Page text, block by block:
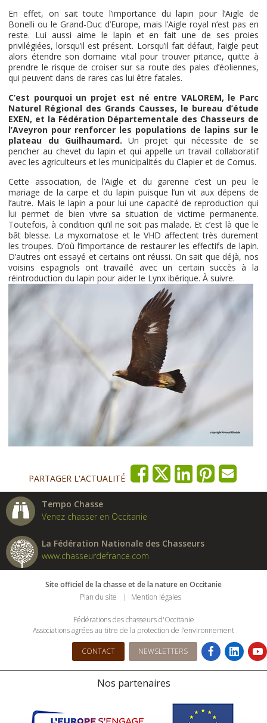
En effet, on sait toute l’importance du lapin pour l’Aigle de
Bonelli ou le Grand-Duc d’Europe, mais l’Aigle royal n’est pas en
reste. Lui aussi aime le lapin et en fait une de ses proies
privilégiées, lorsqu’il est présent. Lorsqu’il fait défaut, l’aigle peut
alors étendre son domaine vital pour trouver pitance, quitte à
prendre le risque de croiser sur sa route des pales d’éoliennes,
qui peuvent dans de rares cas lui être fatales.
C’est pourquoi un projet est né entre VALOREM, le Parc
Naturel Régional des Grands Causses, le bureau d’étude
EXEN, et la Fédération Départementale des Chasseurs de
l’Aveyron pour renforcer les populations de lapins sur le
plateau du Guilhaumard. Un projet qui nécessite de se
pencher au chevet du lapin et qui appelle un travail collaboratif
avec les agriculteurs et les municipalités du Clapier et de Cornus.
Cette association, de l’Aigle et du garenne c’est un peu le
mariage de la carpe et du lapin puisque l’un vit aux dépens de
l’autre. Mais le lapin a pour lui une capacité de reproduction qui
lui permet de bien vivre sa situation de victime permanente.
Toutefois, à condition qu’il ne soit pas malade. Et c’est là que le
bât blesse. La myxomatose et le VHD affectent très durement
les troupes. D’où l’importance de restaurer les effectifs de lapin.
D’autres ont essayé et certains ont réussi. On sait que déjà, nos
voisins espagnols ont travaillé avec un certain succès à la
réintroduction du lapin pour aider le Lynx ibérique. À suivre.
PARTAGER L'ACTUALITÉ
Tempo Chasse
Venez chasser en Occitanie
La Fédération Nationale des Chasseurs
www.chasseurdefrance.com
Site officiel de la chasse et de la nature en Occitanie
Plan du site
Mention légales
Fédérations des chasseurs d'Occitanie
Associations agrées au titre de la protection de l’environnement
CONTACT NEWSLETTERS
Nos partenaires